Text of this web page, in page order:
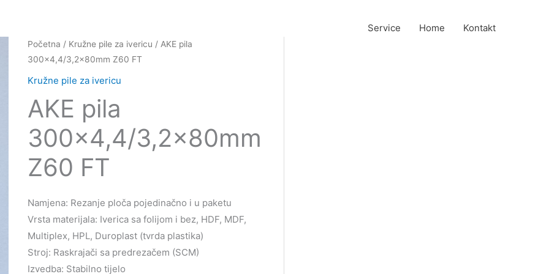
Service Home Kontakt
Početna / Kružne pile za ivericu / AKE pila
300×4,4/3,2x80mm Z60 FT
Kružne pile za ivericu
AKE pila
300×4,4/3,2x80mm
Z60 FT
Namjena: Rezanje ploča pojedinačno i u paketu
Vrsta materijala: Iverica sa folijom i bez, HDF, MDF,
Multiplex, HPL, Duroplast (tvrda plastika)
Stroj: Raskrajači sa predrezačem (SCM)
Izvedba: Stabilno tijelo